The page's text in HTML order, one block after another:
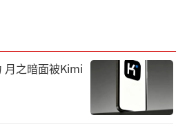
乏核心研发实力和与之对
导致新品口碑和反响始终
品
之暗面被Kimi